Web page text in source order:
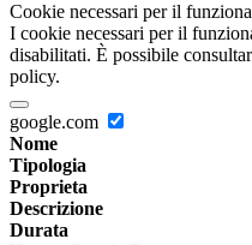
Cookie necessari per il
I cookie necessari per il
disabilitati. È possibile
policy.
google.com
Nome
Tipologia
Proprieta
Descrizione
Durata